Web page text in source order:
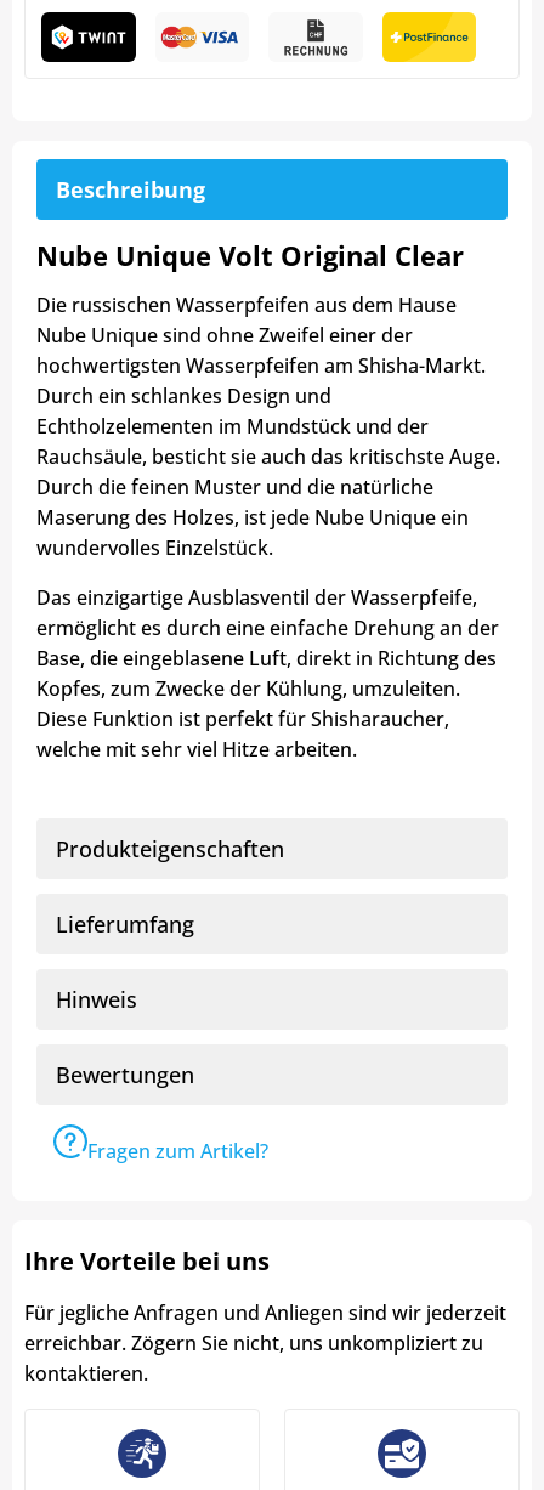
Beschreibung
Nube Unique Volt Original Clear
Die russischen Wasserpfeifen aus dem Hause
Nube Unique sind ohne Zweifel einer der
hochwertigsten Wasserpfeifen am Shisha-Markt.
Durch ein schlankes Design und
Echtholzelementen im Mundstück und der
Rauchsäule, besticht sie auch das kritischste Auge.
Durch die feinen Muster und die natürliche
Maserung des Holzes, ist jede Nube Unique ein
wundervolles Einzelstück.
Das einzigartige Ausblasventil der Wasserpfeife,
ermöglicht es durch eine einfache Drehung an der
Base, die eingeblasene Luft, direkt in Richtung des
Kopfes, zum Zwecke der Kühlung, umzuleiten.
Diese Funktion ist perfekt für Shisharaucher,
welche mit sehr viel Hitze arbeiten.
Produkteigenschaften
Lieferumfang
Hinweis
Bewertungen
Fragen zum Artikel?
Ihre Vorteile bei uns
Für jegliche Anfragen und Anliegen sind wir jederzeit
erreichbar. Zögern Sie nicht, uns unkompliziert zu
kontaktieren.